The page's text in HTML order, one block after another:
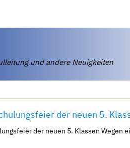
und andere Neuigkeiten
der neuen 5.
der neuen 5. Klassen Wegen